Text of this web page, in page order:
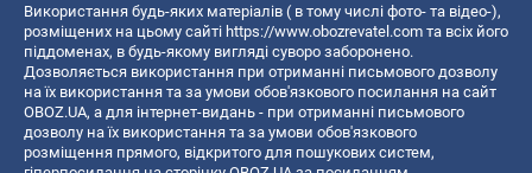
Використання будь-яких матеріалів ( в тому числі фото- та відео-),
розміщених на цьому сайті https://www.obozrevatel.com та всіх його
піддоменах, в будь-якому вигляді суворо заборонено.
Дозволяється використання при отриманні письмового дозволу
на їх використання та за умови обов'язкового посилання на сайт
OBOZ.UA, а для інтернет-видань - при отриманні письмового
дозволу на їх використання та за умови обов'язкового
розміщення прямого, відкритого для пошукових систем,